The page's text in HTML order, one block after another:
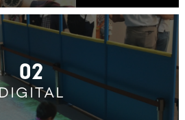
02
DIGITAL